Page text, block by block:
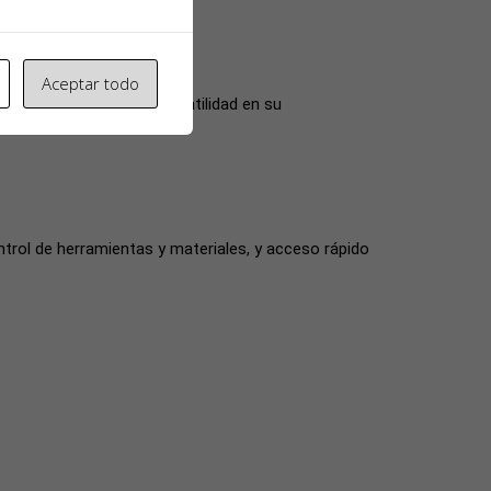
de trabajo intensivo.
garantizando versatilidad en su
de herramientas y materiales, y acceso rápido
Aceptar todo